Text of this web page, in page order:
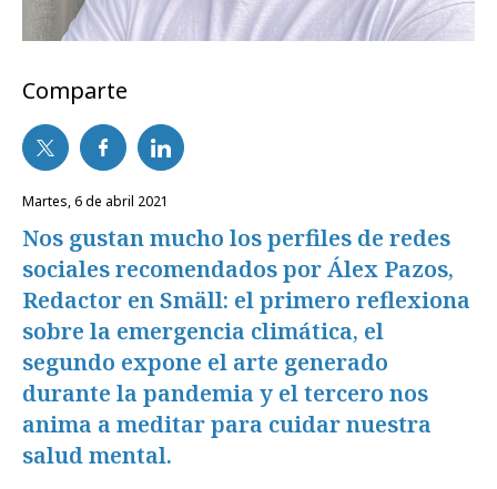
Comparte
martes, 6 de abril 2021
Nos gustan mucho los perfiles de redes
sociales recomendados por Álex Pazos,
Redactor en Smäll: el primero reflexiona
sobre la emergencia climática, el
segundo expone el arte generado
durante la pandemia y el tercero nos
anima a meditar para cuidar nuestra
salud mental.